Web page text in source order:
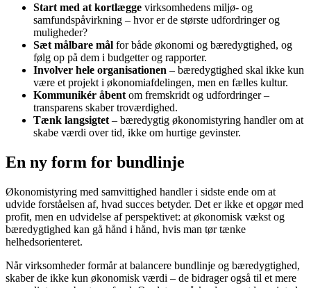
Start med at kortlægge virksomhedens miljø- og
samfundspåvirkning – hvor er de største udfordringer og
muligheder?
Sæt målbare mål for både økonomi og bæredygtighed, og
følg op på dem i budgetter og rapporter.
Involver hele organisationen – bæredygtighed skal ikke kun
være et projekt i økonomiafdelingen, men en fælles kultur.
Kommunikér åbent om fremskridt og udfordringer –
transparens skaber troværdighed.
Tænk langsigtet – bæredygtig økonomistyring handler om at
skabe værdi over tid, ikke om hurtige gevinster.
En ny form for bundlinje
Økonomistyring med samvittighed handler i sidste ende om at
udvide forståelsen af, hvad succes betyder. Det er ikke et opgør med
profit, men en udvidelse af perspektivet: at økonomisk vækst og
bæredygtighed kan gå hånd i hånd, hvis man tør tænke
helhedsorienteret.
Når virksomheder formår at balancere bundlinje og bæredygtighed,
skaber de ikke kun økonomisk værdi – de bidrager også til et mere